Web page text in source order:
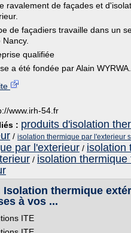
ravalement de façades et
de façadiers travaille dans un
qualifiée
a été fondée par Alain WYRWA.
www.irh-54.fr
: produits d'isolation
/ isolation thermique par l'exterieur
par l'exterieur / isolation
/ isolation thermique
Isolation thermique
à vos ...
ITE